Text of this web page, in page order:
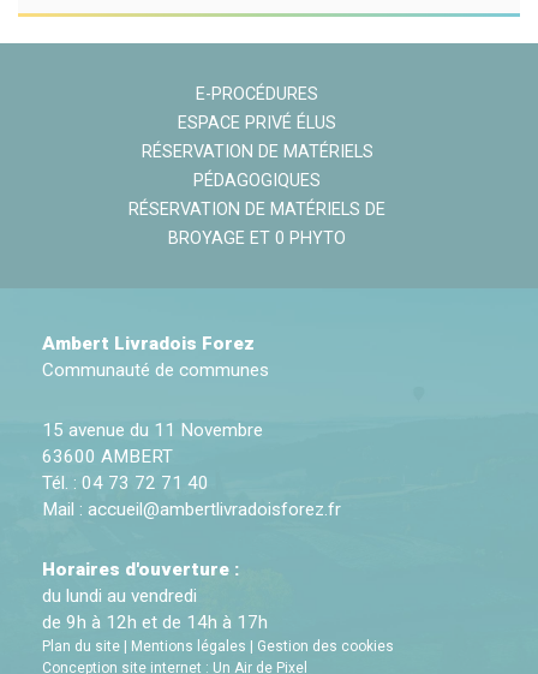
E-PROCÉDURES
ESPACE PRIVÉ ÉLUS
RÉSERVATION DE MATÉRIELS
PÉDAGOGIQUES
RÉSERVATION DE MATÉRIELS DE
BROYAGE ET 0 PHYTO
Ambert Livradois Forez
Communauté de communes
15 avenue du 11 Novembre
63600 AMBERT
Tél. : 04 73 72 71 40
Mail : accueil@ambertlivradoisforez.fr
Horaires d'ouverture :
du lundi au vendredi
de 9h à 12h et de 14h à 17h
Plan du site Mentions légales
Gestion des cookies
Conception site internet : Un Air de Pixel